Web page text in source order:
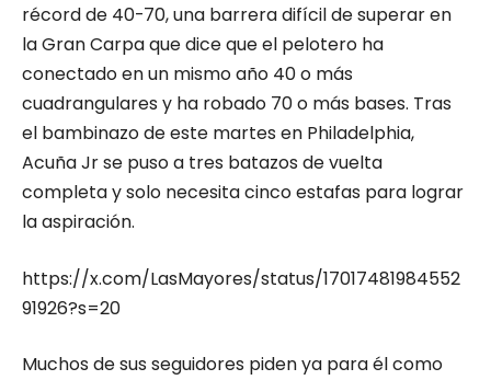
récord de 40-70, una barrera difícil de superar en
la Gran Carpa que dice que el pelotero ha
conectado en un mismo año 40 o más
cuadrangulares y ha robado 70 o más bases. Tras
el bambinazo de este martes en Philadelphia,
Acuña Jr se puso a tres batazos de vuelta
completa y solo necesita cinco estafas para lograr
la aspiración.
https://x.com/LasMayores/status/17017481984552
91926?s=20
Muchos de sus seguidores piden ya para él como